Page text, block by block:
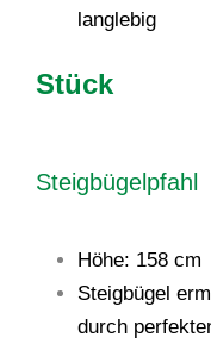
langlebig
Steigbügelpfahl
Höhe: 158 cm
Steigbügel
durch